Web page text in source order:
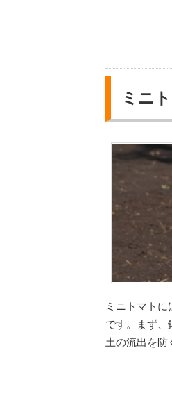
ミニ
ミニトマト
です。まず、
土の流出を防